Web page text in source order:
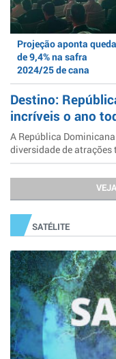
Projeção aponta queda
de 9,4% na safra
2024/25 de cana
Destino:
incríveis o ano
A República
diversidade de
SATÉLITE